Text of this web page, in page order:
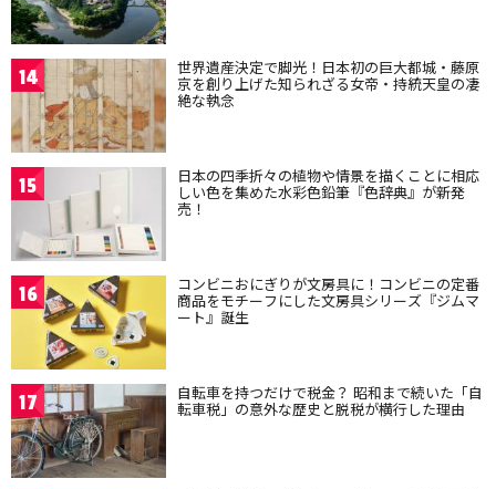
14 世界遺産決定で脚光！日本初の巨大都城・藤原
京を創り上げた知られざる女帝・持統天皇の凄
絶な執念
15 日本の四季折々の植物や情景を描くことに相応
しい色を集めた水彩色鉛筆『色辞典』が新発
売！
16 コンビニおにぎりが文房具に！コンビニの定番
商品をモチーフにした文房具シリーズ『ジムマ
ート』誕生
17 自転車を持つだけで税金？ 昭和まで続いた「自
転車税」の意外な歴史と脱税が横行した理由